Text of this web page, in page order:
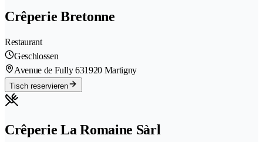
Crêperie Bretonne
Restaurant
Geschlossen
Avenue de Fully 631920 Martigny
Tisch reservieren
Crêperie La Romaine Sàrl